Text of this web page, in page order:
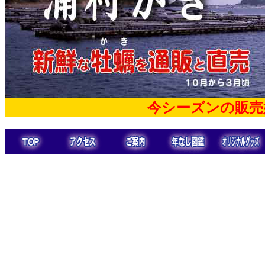
今シーズンの販